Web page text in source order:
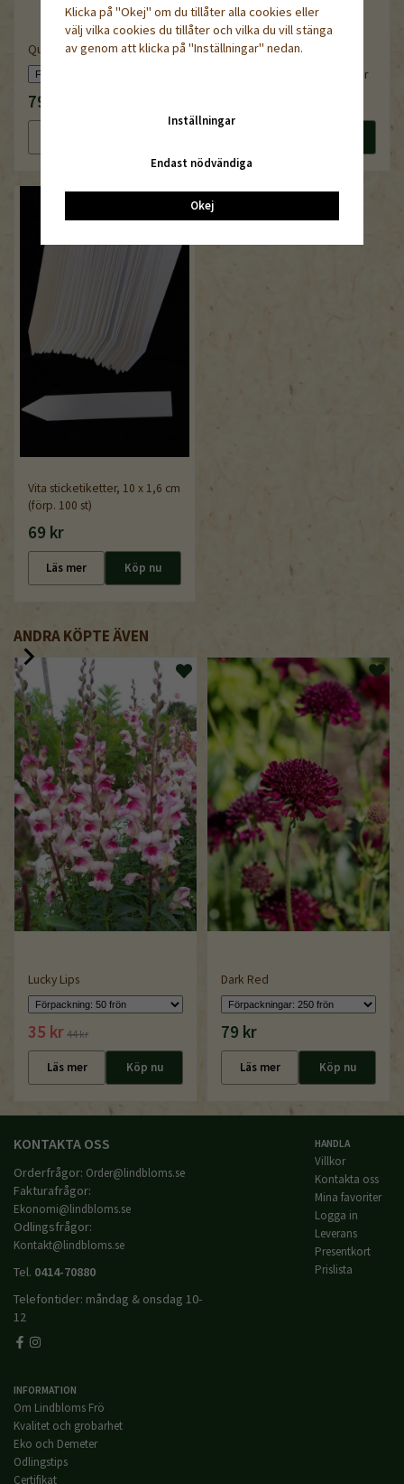
QuickPot QPD 104/6R
79 kr
Vermikulit fin, 1-3 mm, 5liter
Vita sticketiketter, 10 x 1,6 cm
(förp. 100 st)
69 kr
Läs mer Köp nu
ANDRA KÖPTE ÄVEN
Lucky Lips
35 kr 44 kr
Läs mer Köp nu
Dark Red
79 kr
Läs mer Köp nu
KONTAKTA OSS
Orderfrågor: Order@lindbloms.se
Fakturafrågor:
Ekonomi@lindbloms.se
Odlingsfrågor:
Kontakt@lindbloms.se
Tel. 0414-70880
Telefontider: måndag & onsdag 10-
12
HANDLA
Villkor
Kontakta oss
Mina favoriter
Logga in
Leverans
Presentkort
Prislista
INFORMATION
Om Lindbloms Frö
Kvalitet och grobarhet
Eko och Demeter
Odlingstips
Certifikat
Klicka på "Okej" om du tillåter alla cookies eller
välj vilka cookies du tillåter och vilka du vill stänga
av genom att klicka på "Inställningar" nedan.
Inställningar
Endast nödvändiga
Okej